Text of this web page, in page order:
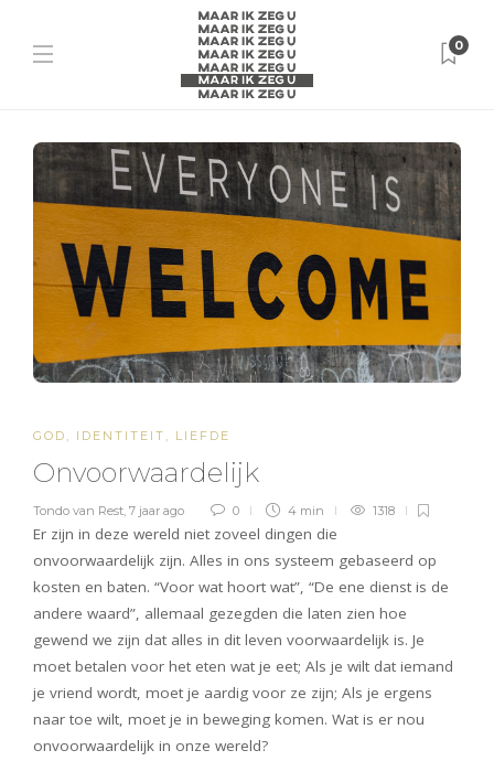
0
GOD, IDENTITEIT, LIEFDE
Onvoorwaardelijk
Tondo van Rest, 7 jaar ago 0 4 min 1318
Er zijn in deze wereld niet zoveel dingen die
onvoorwaardelijk zijn. Alles in ons systeem gebaseerd op
kosten en baten. “Voor wat hoort wat”, “De ene dienst is de
andere waard”, allemaal gezegden die laten zien hoe
gewend we zijn dat alles in dit leven voorwaardelijk is. Je
moet betalen voor het eten wat je eet; Als je wilt dat iemand
je vriend wordt, moet je aardig voor ze zijn; Als je ergens
naar toe wilt, moet je in beweging komen. Wat is er nou
onvoorwaardelijk in onze wereld?